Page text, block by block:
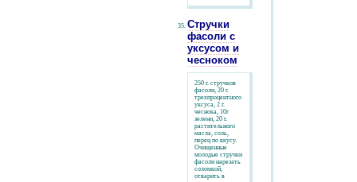
Стручки
фасоли с
уксусом и
чесноком
250 г. стручков
фасоли, 20 г.
трехпроцентного
уксуса, 2 г.
чеснока, 10г
зелени, 20 г.
растительного
масла, соль,
перец по вкусу.
Очищенные
молодые стручки
фасоли нарезать
соломкой,
отварить в